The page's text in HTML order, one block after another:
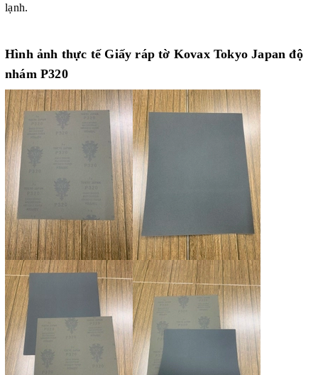
lạnh.
Hình ảnh thực tế Giấy ráp tờ Kovax Tokyo Japan độ
nhám P320